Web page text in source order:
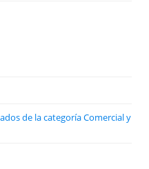
de la categoría Comercial y